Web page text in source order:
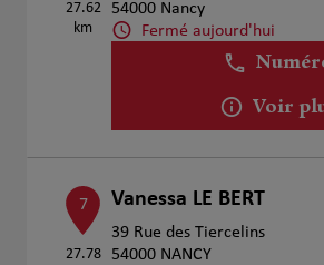
27.62
km
54000 Nancy
Fermé aujourd'hui
Voir
7
27.78
Vanessa LE BERT
39 Rue des Tiercelins
54000 NANCY